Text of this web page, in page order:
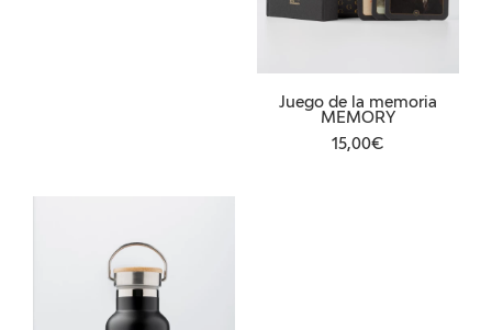
Juego de la memoria
MEMORY
15,00€